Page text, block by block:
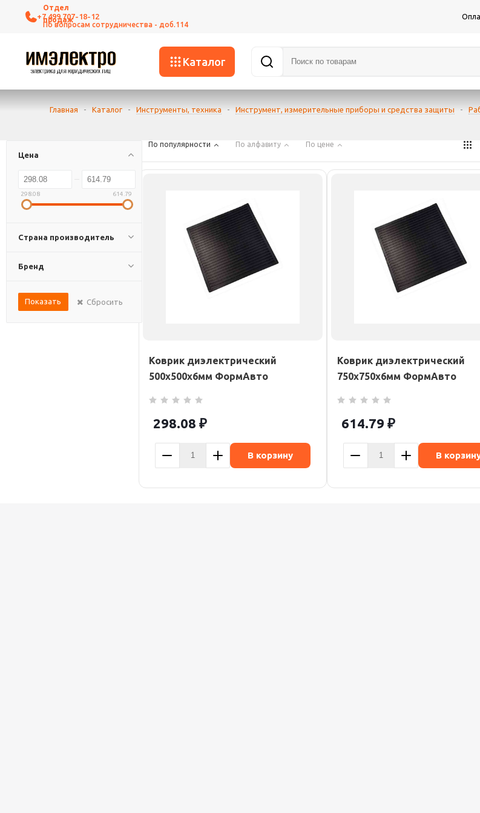
+7 499 707-18-12
Каталог
Главная - Каталог - Инструменты, техника - Инструмент, измерительные приборы и средства защиты -
Цена
298.08 614.79
Страна производитель
Бренд
Показать Сбросить
По популярности По алфавиту По цене
Коврик диэлектрический
500х500х6мм ФормАвто
298.08 ₽
В корзину
Коврик диэлектрический
750х750х6мм ФормАвто
614.79 ₽
В